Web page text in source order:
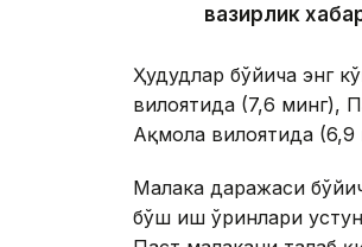
вазирлик
Ҳудудлар бўйича энг
вилоятида (7,6 минг),
Ақмола вилоятида (6,9
Малака даражаси
бўш иш ўринлари